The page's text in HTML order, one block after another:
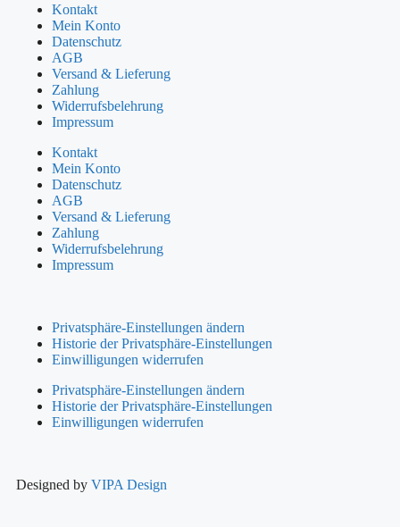
Kontakt
Mein Konto
Datenschutz
AGB
Versand & Lieferung
Zahlung
Widerrufsbelehrung
Impressum
Kontakt
Mein Konto
Datenschutz
AGB
Versand & Lieferung
Zahlung
Widerrufsbelehrung
Impressum
Privatsphäre-Einstellungen ändern
Historie der Privatsphäre-Einstellungen
Einwilligungen widerrufen
Privatsphäre-Einstellungen ändern
Historie der Privatsphäre-Einstellungen
Einwilligungen widerrufen
Designed by VIPA Design